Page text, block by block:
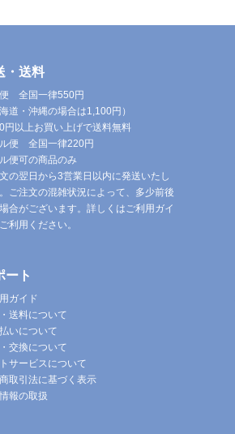
・送料
全国一律550円
海道・沖縄の場合は1,100円）
円以上お買い上げで送料無料
便 全国一律220円
便可の商品のみ
の翌日から3営業日以内に発送いたし
ご注文の混雑状況によって、多少前後
合がございます。詳しくはご利用ガイ
利用ください。
ート
ガイド
送料について
いについて
交換について
サービスについて
取引法に基づく表示
報の取扱